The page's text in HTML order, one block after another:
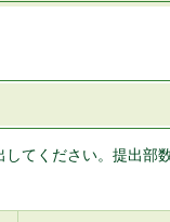
てください。提出部数